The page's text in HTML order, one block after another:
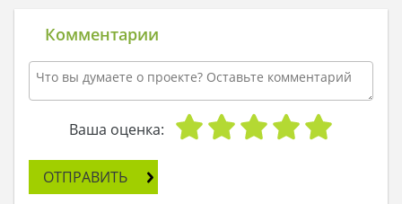
Большая часть первого этажа отдана под
просторную студию, которая объединяет
гостиную, столовую и кухню. Из помещения
предусмотрен отдельный выход на небольшую
веранду с колоннами, куда можно перенести
часть дружеской встречи или утреннее
Особенность жилого дома в наличие большого
количества спален, которые так необходимы
Комментарии
Ваша оценка:
ОТПРАВИТЬ